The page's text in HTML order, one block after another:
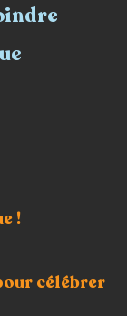
!
célébrer